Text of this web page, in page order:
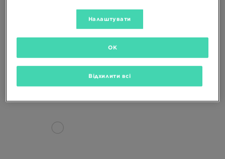
3899 ГРН 7899 ГРН
NIKE WMNS AIR MAX MUSE
5899 ГРН 7799 ГРН
Налаштувати
Відхилити всі
OK